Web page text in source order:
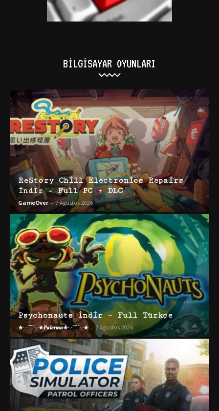
BILGISAYAR OYUNLARI
ReStory Chill Electronics Repairs
İndir – Full PC + DLC
GameOver - 7 Ağustos 2026
Psychonauts İndir – Full Türkçe
★·.·´¯`·.·★𝑷𝒂𝒍𝒆𝒓𝒎𝒐★·.·´¯`·.·★ - 7 Ağustos 2026